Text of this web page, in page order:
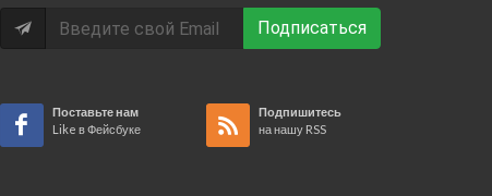
Подписаться
Поставьте нам
Like в Фейсбуке
Подпишитесь
на нашу RSS